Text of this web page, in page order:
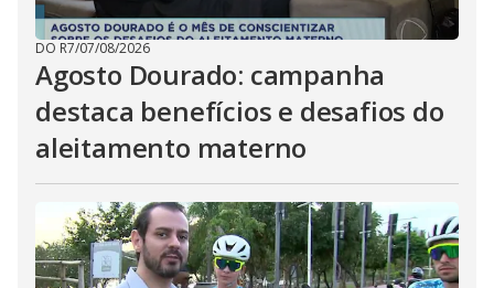
DO R7/07/08/2026
Agosto Dourado: campanha
destaca benefícios e desafios do
aleitamento materno